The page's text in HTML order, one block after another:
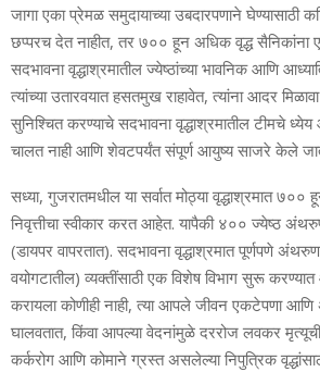
जागा एका प्रेमळ समुदायाच्या उबदारपणाने घेण्यासाठी
छप्परच देत नाहीत, तर ७०० हून अधिक वृद्ध
सदभावना वृद्धाश्रमातील ज्येष्ठांच्या भावनिक आणि
त्यांच्या उतारवयात हसतमुख राहावेत, त्यांना आदर
सुनिश्चित करण्याचे सदभावना वृद्धाश्रमातील टीमचे
चालत नाही आणि शेवटपर्यंत संपूर्ण आयुष्य साजरे केले
सध्या, गुजरातमधील या सर्वात मोठ्या वृद्धाश्रमात ७००
निवृत्तीचा स्वीकार करत आहेत. यापैकी ४०० ज्येष्ठ
(डायपर वापरतात). सदभावना वृद्धाश्रमात पूर्णपणे
वयोगटातील) व्यक्तींसाठी एक विशेष विभाग सुरू
करायला कोणीही नाही, त्या आपले जीवन एकटेपणा
घालवतात, किंवा आपल्या वेदनांमुळे दररोज लवकर
कर्करोग आणि कोमाने ग्रस्त असलेल्या निपुत्रिक